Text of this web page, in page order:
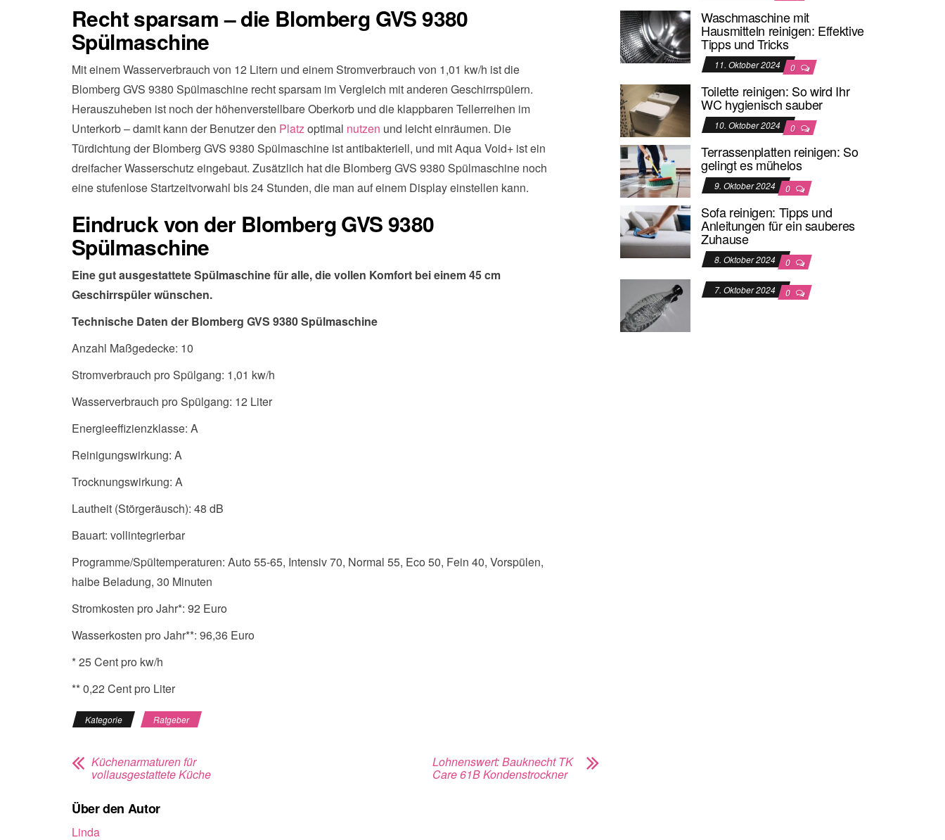
Recht sparsam – die Blomberg GVS 9380
Spülmaschine
Mit einem Wasserverbrauch von 12 Litern und einem Stromverbrauch von 1,01 kw/h ist die
Blomberg GVS 9380 Spülmaschine recht sparsam im Vergleich mit anderen Geschirrspülern.
Herauszuheben ist noch der höhenverstellbare Oberkorb und die klappbaren Tellerreihen im
Unterkorb – damit kann der Benutzer den Platzoptimal nutzen und leicht einräumen. Die
Türdichtung der Blomberg GVS 9380 Spülmaschine ist antibakteriell, und mit Aqua Void+ ist ein
dreifacher Wasserschutz eingebaut. Zusätzlich hat die Blomberg GVS 9380 Spülmaschine noch
eine stufenlose Startzeitvorwahl bis 24 Stunden, die man auf einem Display einstellen kann.
Eindruck von der Blomberg GVS 9380
Spülmaschine
Eine gut ausgestattete Spülmaschine für alle, die vollen Komfort bei einem 45 cm
Geschirrspüler wünschen.
Technische Daten der Blomberg GVS 9380 Spülmaschine
Anzahl Maßgedecke: 10
Stromverbrauch pro Spülgang: 1,01 kw/h
Wasserverbrauch pro Spülgang: 12 Liter
Energieeffizienzklasse: A
Reinigungswirkung: A
Trocknungswirkung: A
Lautheit (Störgeräusch): 48 dB
Bauart: vollintegrierbar
Programme/Spültemperaturen: Auto 55-65, Intensiv 70, Normal 55, Eco 50, Fein 40, Vorspülen,
halbe Beladung, 30 Minuten
Stromkosten pro Jahr*: 92 Euro
Wasserkosten pro Jahr**: 96,36 Euro
* 25 Cent pro kw/h
** 0,22 Cent pro Liter
Kategorie Ratgeber
Küchenarmaturen für
vollausgestattete Küche
Lohnenswert: Bauknecht TK
Care 61B Kondenstrockner
Über den Autor
Linda
Waschmaschine mit
Hausmitteln reinigen: Effektive
Tipps und Tricks
11. Oktober 2024 0
Toilette reinigen: So wird Ihr
WC hygienisch sauber
10. Oktober 2024 0
Terrassenplatten reinigen: So
gelingt es mühelos
9. Oktober 2024 0
Sofa reinigen: Tipps und
Anleitungen für ein sauberes
Zuhause
8. Oktober 2024 0
7. Oktober 2024 0